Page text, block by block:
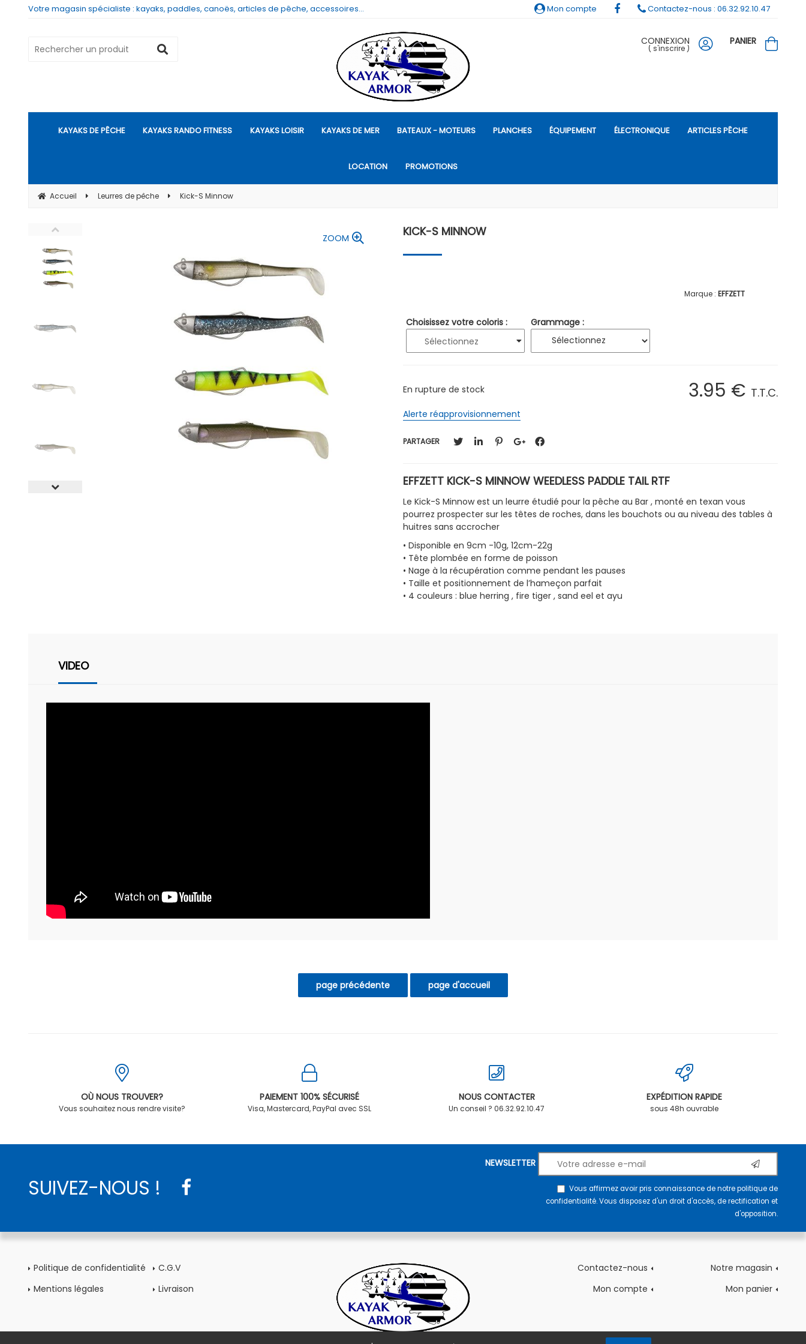
Votre magasin spécialiste : kayaks, paddles, canoës, articles de pêche, accessoires...
CONNEXION
( s'inscrire )
PANIER
KAYAKS DE PÊCHE KAYAKS RANDO FITNESS KAYAKS LOISIR KAYAKS DE MER BATEAUX - MOTEURS PLANCHES ÉQUIPEMENT ÉLECTRONIQUE ARTICLES PÊCHE
LOCATION PROMOTIONS
Accueil Leurres de pêche Kick-S Minnow
ZOOM KICK-S MINNOW
EFFZETT
Choisissez votre coloris : Grammage :
3.95 € T.T.C.
En rupture de stock
Alerte réapprovisionnement
PARTAGER
EFFZETT KICK-S MINNOW WEEDLESS PADDLE TAIL RTF
Le Kick-S Minnow est un leurre étudié pour la pêche au Bar , monté en texan vous
pourrez prospecter sur les têtes de roches, dans les bouchots ou au niveau des tables à
huitres sans accrocher
• Disponible en 9cm -10g, 12cm-22g
• Tête plombée en forme de poisson
• Nage à la récupération comme pendant les pauses
• Taille et positionnement de l’hameçon parfait
• 4 couleurs : blue herring , fire tiger , sand eel et ayu
VIDEO
Mon compte Contactez-nous : 06.32.92.10.47
OÙ NOUS TROUVER?
Vous souhaitez nous rendre visite?
PAIEMENT 100% SÉCURISÉ
Visa, Mastercard, PayPal avec SSL
NOUS CONTACTER
Un conseil ? 06.32.92.10.47
EXPÉDITION RAPIDE
sous 48h ouvrable
SUIVEZ-NOUS !
NEWSLETTER
Vous affirmez avoir pris connaissance de notrepolitique de
confidentialité. Vous disposez d'un droit d'accès, de rectification et
d'opposition.
Politique de confidentialité
C.G.V
Mentions légales
Livraison
Contactez-nous
Notre magasin
Mon compte
Mon panier